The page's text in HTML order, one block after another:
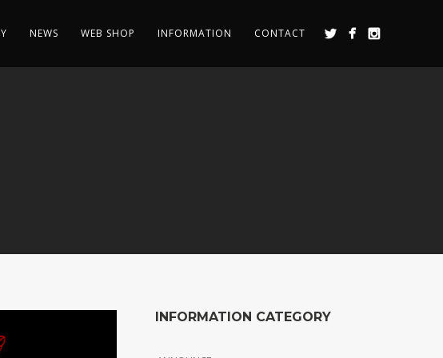
NEWS WEB SHOP INFORMATION CONTACT
INFORMATION CATEGORY